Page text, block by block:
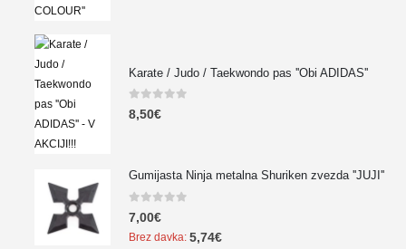
Karate / Judo / Taekwondo pas ''Obi ADIDAS''
0 out of 5
8,50€
Gumijasta Ninja metalna Shuriken zvezda ''JUJI''
0out of 5
7,00€
Brez davka: 5,74€